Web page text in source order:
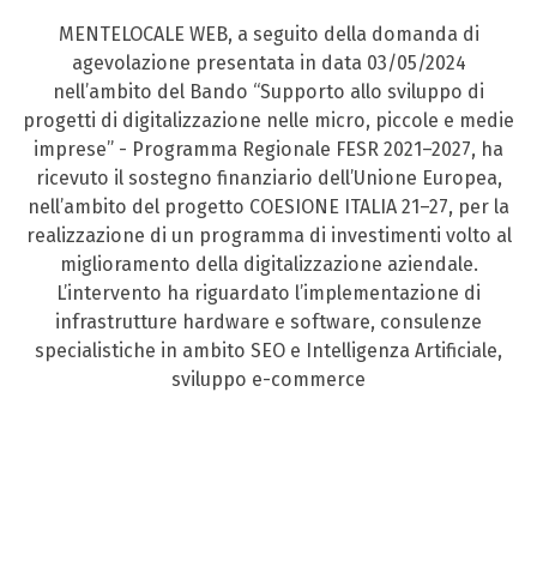
MENTELOCALE WEB, a seguito della domanda di
agevolazione presentata in data 03/05/2024
nell’ambito del Bando “Supporto allo sviluppo di
progetti di digitalizzazione nelle micro, piccole e medie
imprese” - Programma Regionale FESR 2021–2027, ha
ricevuto il sostegno finanziario dell’Unione Europea,
nell’ambito del progetto COESIONE ITALIA 21–27, per la
realizzazione di un programma di investimenti volto al
miglioramento della digitalizzazione aziendale.
L’intervento ha riguardato l’implementazione di
infrastrutture hardware e software, consulenze
specialistiche in ambito SEO e Intelligenza Artificiale,
sviluppo e-commerce